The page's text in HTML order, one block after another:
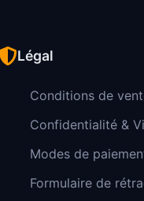
Légal
Conditions de
Confidentialité &
Modes de
Formulaire de